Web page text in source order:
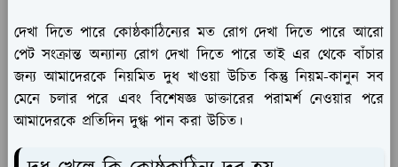
দেখা দিতে পারে কোষ্ঠকাঠিন্যের মত রোগ দেখা দিতে পারে আরো
পেট সংক্রান্ত অন্যান্য রোগ দেখা দিতে পারে তাই এর থেকে বাঁচার
জন্য আমাদেরকে নিয়মিত দুধ খাওয়া উচিত কিন্তু নিয়ম-কানুন সব
মেনে চলার পরে এবং বিশেষজ্ঞ ডাক্তারের পরামর্শ নেওয়ার পরে
আমাদেরকে প্রতিদিন দুগ্ধ পান করা উচিত।